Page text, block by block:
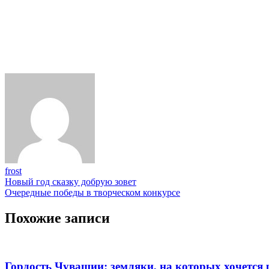
frost
Навигация
по
записям
Новый год сказку добрую зовет
Очередные победы в творческом конкурсе
Похожие записи